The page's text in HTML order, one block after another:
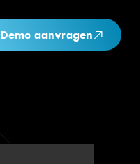
Demo aanvragen